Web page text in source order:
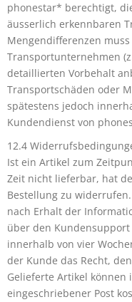
phonestar* berechtigt,
äusserlich erkennbaren
Mengendifferenzen
Transportunternehmen
detaillierten Vorbehalt
Transportschäden oder
spätestens jedoch
Kundendienst von
12.4
Ist ein Artikel zum
Zeit nicht lieferbar, hat
Bestellung zu
nach Erhalt der
über den
innerhalb von vier
der Kunde das Recht,
Gelieferte Artikel können
eingeschriebener Post